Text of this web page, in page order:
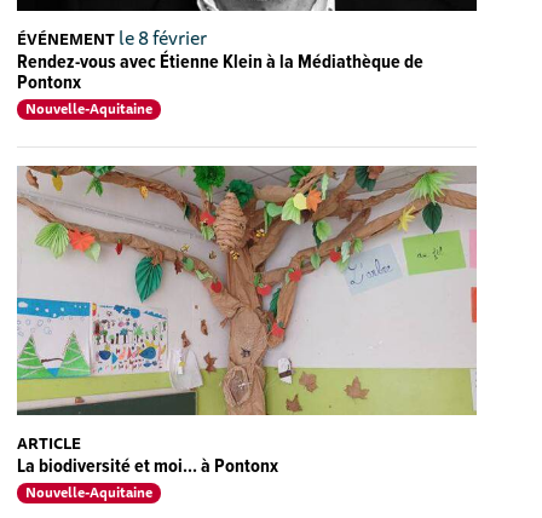
ÉVÉNEMENT le 8 février
Rendez-vous avec Étienne Klein à la Médiathèque de
Pontonx
Nouvelle-Aquitaine
ARTICLE
La biodiversité et moi... à Pontonx
Nouvelle-Aquitaine